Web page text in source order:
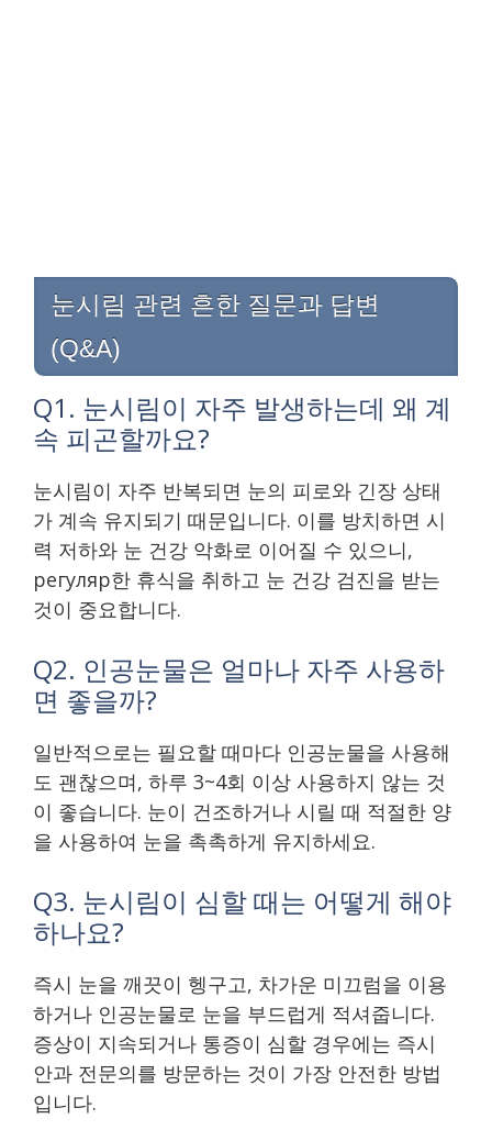
눈시림 관련 흔한 질문과 답변
(Q&A)
Q1. 눈시림이 자주 발생하는데 왜 계
속 피곤할까요?
눈시림이 자주 반복되면 눈의 피로와 긴장 상태
가 계속 유지되기 때문입니다. 이를 방치하면 시
력 저하와 눈 건강 악화로 이어질 수 있으니,
регуляр한 휴식을 취하고 눈 건강 검진을 받는
것이 중요합니다.
Q2. 인공눈물은 얼마나 자주 사용하
면 좋을까?
일반적으로는 필요할 때마다 인공눈물을 사용해
도 괜찮으며, 하루 3~4회 이상 사용하지 않는 것
이 좋습니다. 눈이 건조하거나 시릴 때 적절한 양
을 사용하여 눈을 촉촉하게 유지하세요.
Q3. 눈시림이 심할 때는 어떻게 해야
하나요?
즉시 눈을 깨끗이 헹구고, 차가운 미끄럼을 이용
하거나 인공눈물로 눈을 부드럽게 적셔줍니다.
증상이 지속되거나 통증이 심할 경우에는 즉시
안과 전문의를 방문하는 것이 가장 안전한 방법
입니다.